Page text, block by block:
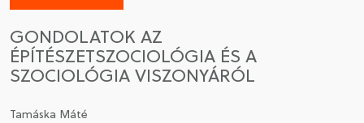
GONDOLATOK AZ
ÉPÍTÉSZETSZOCIOLÓGIA ÉS A
SZOCIOLÓGIA VISZONYÁRÓL
Tamáska Máté